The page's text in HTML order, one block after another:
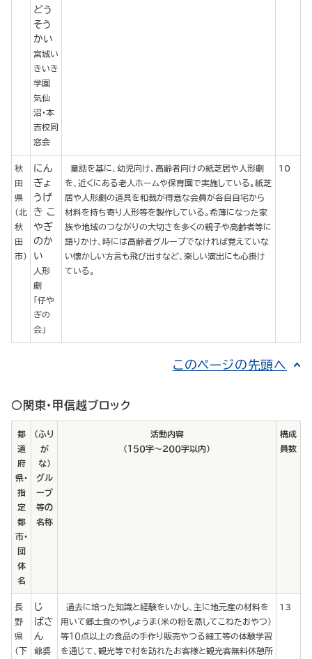
どう
そう
かい
宮城い
きいき
学園
気仙
沼・本
吉校同
窓会
秋
田
県
（北
秋
田
市）
にん
ぎょ
うげ
き こ
やぎ
のか
い
人形
劇
「仔や
ぎの
会」
童話を基に、幼児向け、高齢者向けの紙芝居や人形劇
を、近くにある老人ホームや保育園で実施している。紙芝
居や人形劇の道具を和裁が得意な会員が各自自宅から
材料を持ち寄り人形等を製作している。希薄になった家
族や地域のつながりの大切さを多くの親子や高齢者等に
語りかけ、時には高齢者グループでなければ覚えていな
い懐かしい方言も飛び出すなど、楽しい演出にも心掛け
ている。
10
このページの先頭へ
○関東・甲信越ブロック
都
道
府
県・
指
定
都
市・
団
体
名
（ふり
が
な）
グル
ープ
等の
名称
活動内容
（１５０字～２００字以内）
構成
員数
長
野
県
（下
じ
ばさ
ん
爺婆
過去に培った知識と経験をいかし、主に地元産の材料を
用いて郷土食のやしょうま（米の粉を蒸してこねたおやつ）
等１０点以上の食品の手作り販売やつる細工等の体験学習
を通じて、観光等で村を訪れたお客様と観光客無料休憩所
13